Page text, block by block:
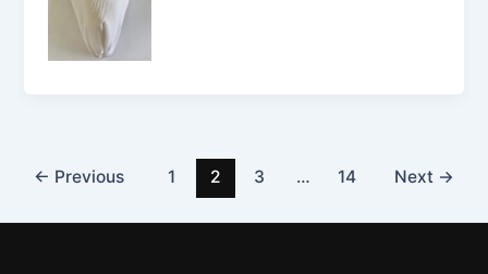
← Previous 1 2 3 … 14 Next →